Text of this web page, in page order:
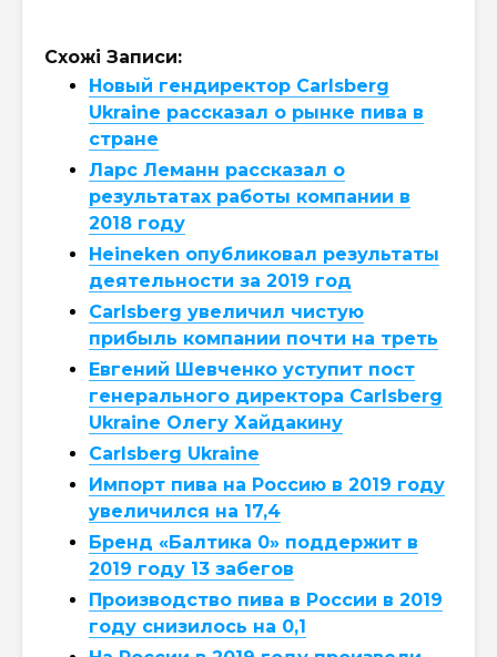
Схожі Записи:
Новый гендиректор Carlsberg
Ukraine рассказал о рынке пива в
стране
Ларс Леманн рассказал о
результатах работы компании в
2018 году
Heineken опубликовал результаты
деятельности за 2019 год
Carlsberg увеличил чистую
прибыль компании почти на треть
Евгений Шевченко уступит пост
генерального директора Carlsberg
Ukraine Олегу Хайдакину
Carlsberg Ukraine
Импорт пива на Россию в 2019 году
увеличился на 17,4
Бренд «Балтика 0» поддержит в
2019 году 13 забегов
Производство пива в России в 2019
году снизилось на 0,1